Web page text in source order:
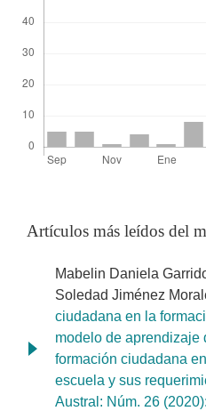
Artículos más leídos del
Mabelin Daniela
Soledad Jiménez
ciudadana en la
modelo de aprendizaje
formación ciudadana
escuela y sus
Austral: Núm. 26